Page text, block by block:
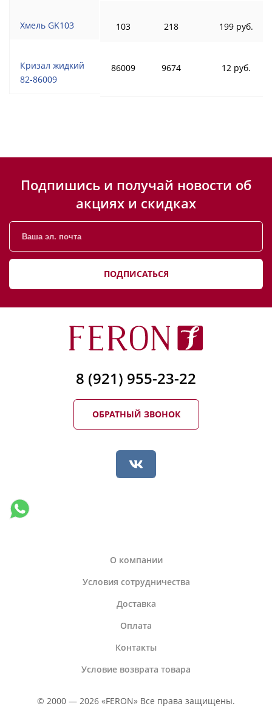
Хмель GK103
Кризал жидкий
82-86009
103 218 199 руб.
86009 9674 12 руб.
Подпишись и получай новости об
акциях и скидках
ПОДПИСАТЬСЯ
8 (921) 955-23-22
ОБРАТНЫЙ ЗВОНОК
О компании
Условия сотрудничества
Доставка
Оплата
Контакты
Условие возврата товара
© 2000 — 2026 «FERON» Все права защищены.